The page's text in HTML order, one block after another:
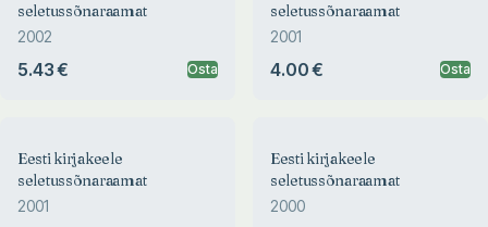
seletussõnaraamat
2002
5.43 € Osta
seletussõnaraamat
2001
4.00 € Osta
Eesti kirjakeele
seletussõnaraamat
2001
Eesti kirjakeele
seletussõnaraamat
2000